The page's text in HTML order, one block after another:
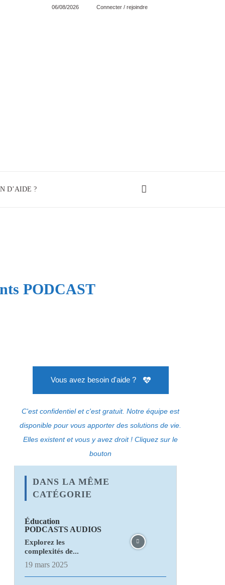
06/08/2026 Connecter / rejoindre
D’AIDE ?
PODCAST
Vous avez besoin d'aide ?
C'est confidentiel et c'est gratuit. Notre équipe est
disponible pour vous apporter des solutions de vie.
Elles existent et vous y avez droit ! Cliquez sur le
bouton
DANS LA MÊME
CATÉGORIE
Éducation
PODCASTS AUDIOS
Explorez les
complexités de...
19 mars 2025